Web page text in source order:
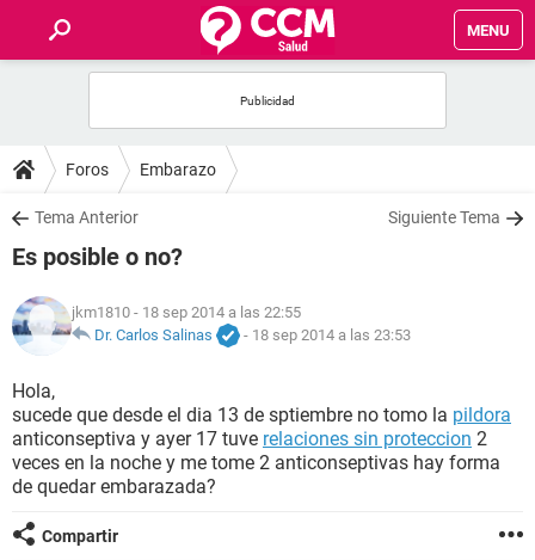
MENU
FOROS
SALUD
FAMILIA
NUTRICIÓN
BIENESTAR
SEXUALIDAD
GLOSARIO
Foros Embarazo
Tema Anterior Siguiente Tema
Es posible o no?
jkm1810 - 18 sep 2014 a las 22:55
Dr. Carlos Salinas
- 18 sep 2014 a las 23:53
Hola,
sucede que desde el dia 13 de sptiembre no tomo la pildora
anticonseptiva y ayer 17 tuve relaciones sin proteccion 2
veces en la noche y me tome 2 anticonseptivas hay forma
de quedar embarazada?
Compartir